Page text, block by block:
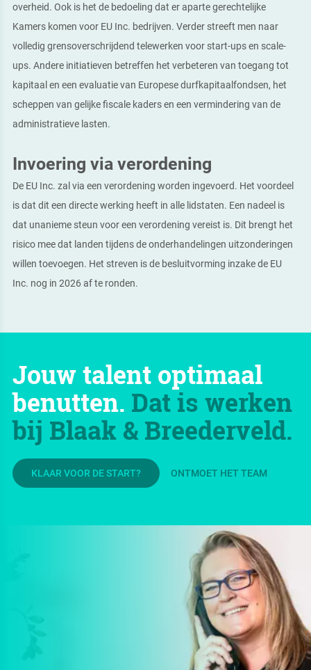
overheid. Ook is het de bedoeling dat er aparte gerechtelijke
Kamers komen voor EU Inc. bedrijven. Verder streeft men naar
volledig grensoverschrijdend telewerken voor start-ups en scale-
ups. Andere initiatieven betreffen het verbeteren van toegang tot
kapitaal en een evaluatie van Europese durfkapitaalfondsen, het
scheppen van gelijke fiscale kaders en een vermindering van de
administratieve lasten.
Invoering via verordening
De EU Inc. zal via een verordening worden ingevoerd. Het voordeel
is dat dit een directe werking heeft in alle lidstaten. Een nadeel is
dat unanieme steun voor een verordening vereist is. Dit brengt het
risico mee dat landen tijdens de onderhandelingen uitzonderingen
willen toevoegen. Het streven is de besluitvorming inzake de EU
Inc. nog in 2026 af te ronden.
Jouw talent optimaal
benutten. Dat is werken
bij Blaak & Breederveld.
KLAAR VOOR DE START? ONTMOET HET TEAM